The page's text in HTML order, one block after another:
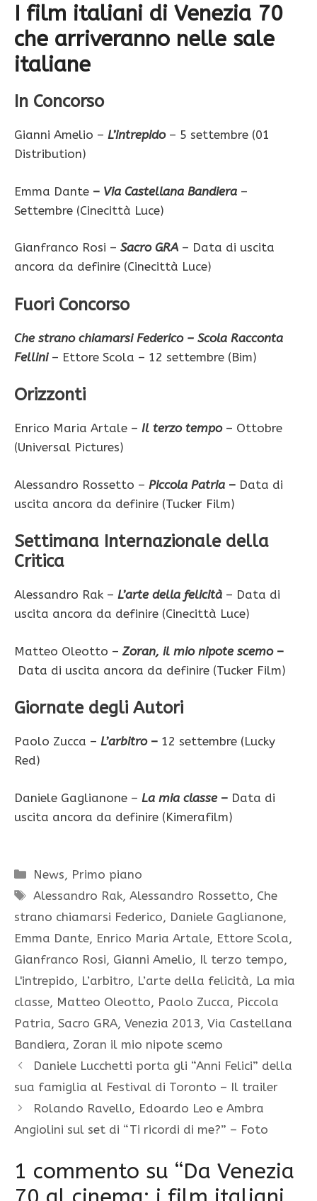
I film italiani di Venezia 70
che arriveranno nelle sale
italiane
In Concorso
Gianni Amelio – L’intrepido – 5 settembre (01
Distribution)
Emma Dante – Via Castellana Bandiera –
Settembre (Cinecittà Luce)
Gianfranco Rosi – Sacro GRA – Data di uscita
ancora da definire (Cinecittà Luce)
Fuori Concorso
Che strano chiamarsi Federico – Scola Racconta
Fellini – Ettore Scola – 12 settembre (Bim)
Orizzonti
Enrico Maria Artale – Il terzo tempo– Ottobre
(Universal Pictures)
Alessandro Rossetto – Piccola Patria – Data di
uscita ancora da definire (Tucker Film)
Settimana Internazionale della
Critica
Alessandro Rak – L’arte della felicità – Data di
uscita ancora da definire (Cinecittà Luce)
Matteo Oleotto – Zoran, il mio nipote scemo–
Data di uscita ancora da definire (Tucker Film)
Giornate degli Autori
Paolo Zucca – L’arbitro– 12 settembre (Lucky
Red)
Daniele Gaglianone – La mia classe– Data di
uscita ancora da definire (Kimerafilm)
Categorie
News, Primo piano
Tag
Alessandro Rak,Alessandro Rossetto, Che
strano chiamarsi Federico, Daniele Gaglianone,
Emma Dante, Enrico Maria Artale, Ettore Scola,
Gianfranco Rosi, Gianni Amelio, Il terzo tempo,
L'intrepido, L’arbitro, L’arte della felicità, La mia
classe, Matteo Oleotto, Paolo Zucca, Piccola
Patria, Sacro GRA, Venezia 2013, Via Castellana
Bandiera, Zoran il mio nipote scemo
Daniele Lucchetti porta gli “Anni Felici” della
sua famiglia al Festival di Toronto – Il trailer
Rolando Ravello, Edoardo Leo e Ambra
Angiolini sul set di “Ti ricordi di me?” – Foto
1 commento su “Da Venezia